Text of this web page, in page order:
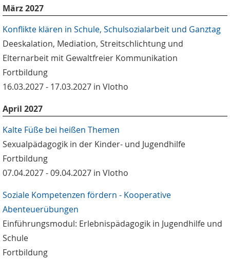
März 2027
Konflikte klären in Schule, Schulsozialarbeit und Ganztag
Deeskalation, Mediation, Streitschlichtung und
Elternarbeit mit Gewaltfreier Kommunikation
Fortbildung
16.03.2027 - 17.03.2027 in Vlotho
April 2027
Kalte Füße bei heißen Themen
Sexualpädagogik in der Kinder- und Jugendhilfe
Fortbildung
07.04.2027 - 09.04.2027 in Vlotho
Soziale Kompetenzen fördern - Kooperative
Abenteuerübungen
Einführungsmodul: Erlebnispädagogik in Jugendhilfe und
Schule
Fortbildung